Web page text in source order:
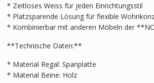
* Zeitloses Weiss für jeden Einrichtungsstil
* Platzsparende Lösung für flexible
* Kombinierbar mit anderen Möbeln der
**Technische Daten:**
* Material Regal: Spanplatte
* Material Beine: Holz